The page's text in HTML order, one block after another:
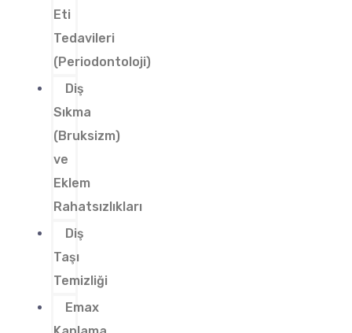
Eti
Tedavileri
(Periodontoloji)
Diş
Sıkma
(Bruksizm)
ve
Eklem
Rahatsızlıkları
Diş
Taşı
Temizliği
Emax